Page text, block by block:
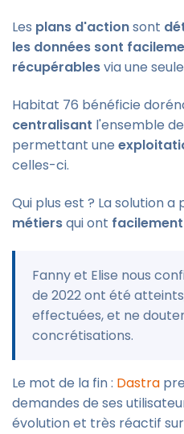
Les plans d'actionsont
les données sont
récupérablesvia une
Habitat 76 bénéficie
centralisant l'ensemble
permettant une
celles-ci.
Qui plus est ? La solution a
métiersqui ont facilement
Fanny et Elise nous
de 2022 ont été
effectuées, et ne
concrétisations.
Le mot de la fin : Dastra
demandes de ses
évolution et très réactif